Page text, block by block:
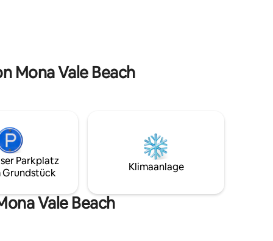
Waschküche. Für Komfort hast du
Deckenventilatoren und Klimaanlage.
Mona Vale Beach
Parkplatz
Grundstück
Klimaanlage
Vale Beach